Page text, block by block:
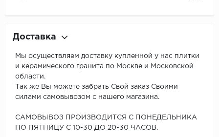
Доставка
Мы осуществляем доставку купленной у нас плитки
и керамического гранита по Москве и Московской
области.
Так же Вы можете забрать Свой заказ Своими
силами самовывозом с нашего магазина.
САМОВЫВОЗ ПРОИЗВОДИТСЯ С ПОНЕДЕЛЬНИКА
ПО ПЯТНИЦУ С 10-30 ДО 20-30 ЧАСОВ.